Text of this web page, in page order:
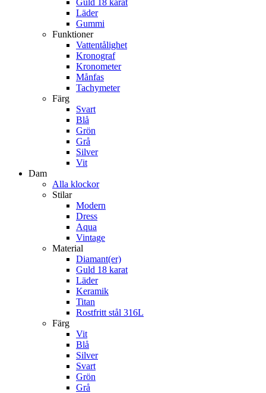
Läder
Gummi
Funktioner
Vattentålighet
Kronograf
Kronometer
Månfas
Tachymeter
Färg
Svart
Blå
Grön
Grå
Silver
Vit
Dam
Alla klockor
Stilar
Modern
Dress
Aqua
Vintage
Material
Diamant(er)
Guld 18 karat
Läder
Keramik
Titan
Rostfritt stål 316L
Färg
Vit
Blå
Silver
Svart
Grön
Grå